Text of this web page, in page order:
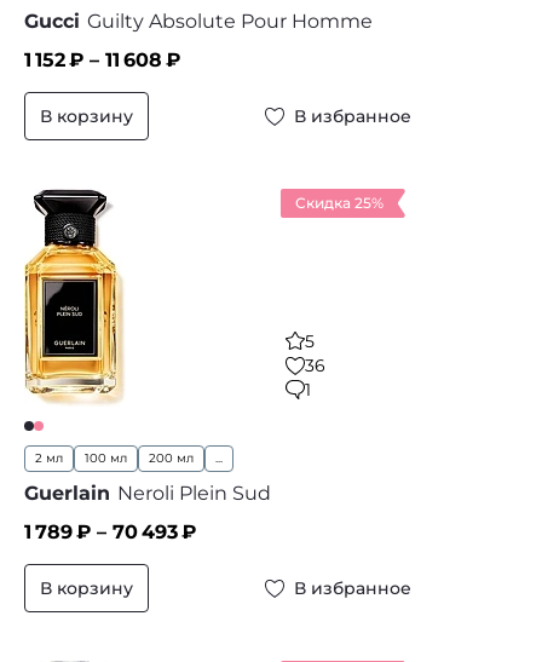
Gucci Guilty Absolute Pour Homme
1 152₽ – 11 608 ₽
В корзину В избранное
Скидка 25%
5
36
1
2 мл 100 мл 200 мл ...
Guerlain Nеroli Plein Sud
1 789₽ – 70 493₽
В корзину В избранное